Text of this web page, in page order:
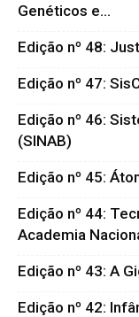
Genéticos e...
Edição nº 48:
Edição nº 47:
Edição nº 46:
(SINAB)
Edição nº 45:
Edição nº 44:
Academia
Edição nº 43: A
Edição nº 42: